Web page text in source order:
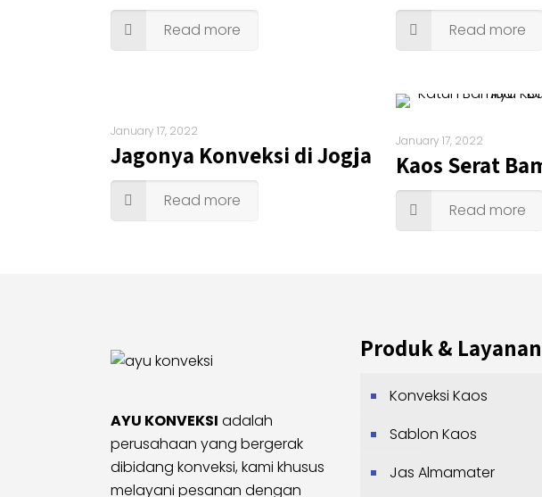
Read more Read more
January 17, 2022
Jagonya Konveksi di Jogja
Read more
January 17, 2022
Kaos Serat
Read more
AYU KONVEKSI adalah
perusahaan yang bergerak
dibidang konveksi, kami khusus
melayani pesanan dengan
Produk & Layanan
Konveksi Kaos
Sablon Kaos
Jas Almamater